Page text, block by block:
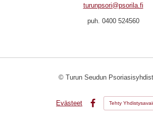
turunpsori@psorila.fi
puh. 0400 524560
© Turun Seudun
Evästeet
Facebook
Tehty